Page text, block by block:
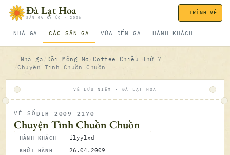
Bỏ qua nội dungĐà Lạt Hoa
SÂN GA KÝ ỨC · 2006
NHÀ GA CÁC SÂN GA VỪA ĐẾN GA HÀNH KHÁCH
TRÌNH VÉ
Nhà ga Đồi Mộng Mơ
Coffee Chiều Thứ 7
Chuyện Tình Chuồn Chuồn
VÉ LƯU NIỆM · ĐÀ LẠT HOA
VÉ SỐ DLH-2009-2170
Chuyện Tình Chuồn Chuồn
HÀNH KHÁCH ilyylxd
KHỞI HÀNH 26.04.2009